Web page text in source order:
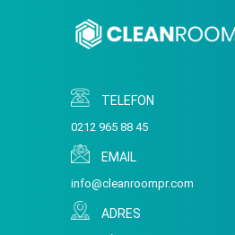
TELEFON
0212 965 88 45
EMAIL
info@cleanroompr.com
ADRES